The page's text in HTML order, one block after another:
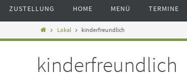
ZUSTELLUNG HOME MENÜ TERMINE
Lokal kinderfreundlich
kinderfreundlich